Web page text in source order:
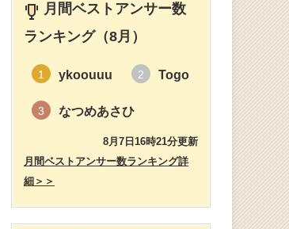
月間ベストアンサー数
ランキング（8月）
1 ykoouuu 2 Togo
3 なつめあさひ
8月7日16時21分更新
月間ベストアンサー数ランキング詳
細＞＞